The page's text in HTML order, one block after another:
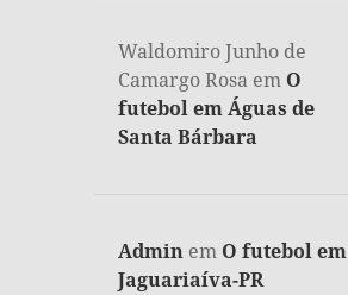
Waldomiro Junho de
Camargo Rosa em O
futebol em Águas de
Santa Bárbara
Admin em O futebol em
Jaguariaíva-PR